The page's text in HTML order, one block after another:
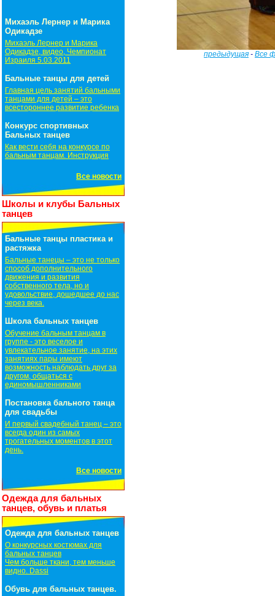
Михаэль Лернер и Марика
Одикадзе
Михаэль Лернер и Марика
Одикадзе, видео, Чемпионат
Израиля 5.03.2011
Бальные танцы для детей
Главная цель занятий бальными
танцами для детей – это
всестороннее развитие ребенка
Конкурс спортивных
Бальных танцев
Как вести себя на конкурсе по
бальным танцам. Инструкция
Все новости
Школы и клубы Бальных
танцев
Бальные танцы пластика и
растяжка
Бальные танецы – это не только
способ дополнительного
движения и развития
собственного тела, но и
удовольствие, дошедшее до нас
через века.
Школа бальных танцев
Обучение бальным танцам в
группе - это веселое и
увлекательное занятие, на этих
занятиях пары имеют
возможность наблюдать друг за
другом, общаться с
единомышленниками
Постановка бального танца
для свадьбы
И первый свадебный танец – это
всегда один из самых
трогательных моментов в этот
день.
Все новости
Одежда для бальных
танцев, обувь и платья
Одежда для бальных танцев
О конкурсных костюмах для
бальных танцев
Чем больше ткани, тем меньше
видно. Dassi
Обувь для бальных танцев.
предыдущая - Все